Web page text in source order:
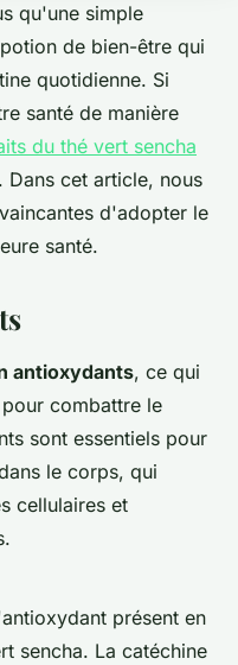
qu'une simple
de bien-être qui
quotidienne. Si
santé de manière
du thé vert sencha
cet article, nous
d'adopter le
santé.
antioxydants, ce qui
combattre le
sont essentiels pour
le corps, qui
cellulaires et
présent en
sencha. La catéchine